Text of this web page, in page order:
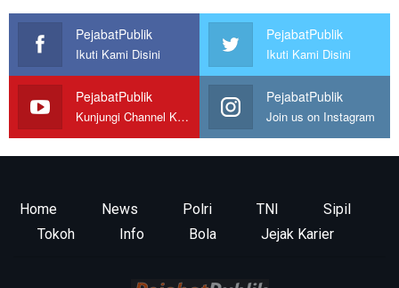
PejabatPublik
Ikuti Kami Disini
PejabatPublik
Ikuti Kami Disini
PejabatPublik
Kunjungi Channel Kami
PejabatPublik
Join us on Instagram
Home News Polri TNI
Sipil
Tokoh
Info Bola Jejak Karier